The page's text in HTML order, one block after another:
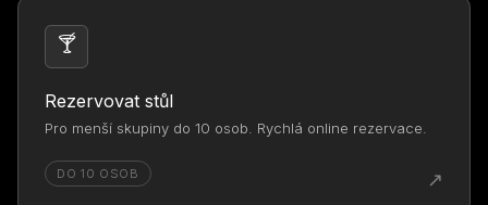
🍸
Rezervovat stůl
Pro menší skupiny do 10 osob. Rychlá online rezervace.
DO 10 OSOB ↗